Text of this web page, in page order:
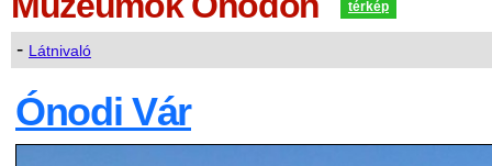
térkép
- Látnivaló
Ónodi Vár